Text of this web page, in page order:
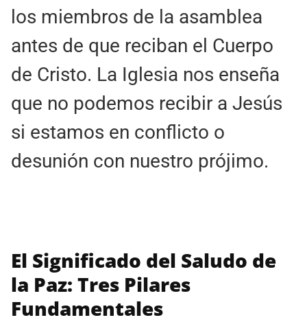
los miembros de la asamblea
antes de que reciban el Cuerpo
de Cristo. La Iglesia nos enseña
que no podemos recibir a Jesús
si estamos en conflicto o
desunión con nuestro prójimo.
El Significado del Saludo de
la Paz: Tres Pilares
Fundamentales